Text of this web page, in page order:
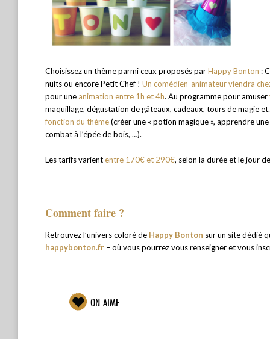
Choisissez un thème parmi ceux proposés parHappy Bonton :
nuits ou encore Petit Chef ! Un comédien-animateurviendra
pour une animation entre 1h et 4h. Au programme pour amuser
maquillage, dégustation de gâteaux, cadeaux, tours de magie
fonction du thème(créer une « potion magique », apprendre
combat à l’épée de bois, …).
Les tarifs variententre 170€ et 290€, selon la durée et le jour
Comment faire ?
Retrouvez l’univers coloré de Happy Bonton sur un site dédié
happybonton.fr – où vous pourrez vous renseigner et vous
ON AIME